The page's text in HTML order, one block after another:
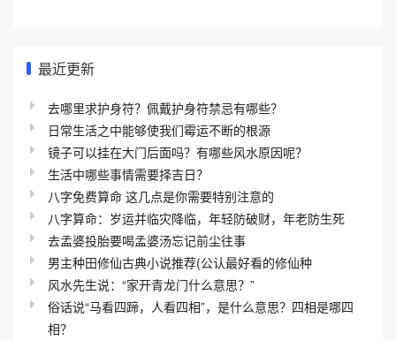
最近更新
去哪里求护身符？佩戴护身符禁忌有哪些？
日常生活之中能够使我们霉运不断的根源
镜子可以挂在大门后面吗？有哪些风水原因呢？
生活中哪些事情需要择吉日？
八字免费算命 这几点是你需要特别注意的
八字算命：岁运并临灾降临，年轻防破财，年老防生死
去孟婆投胎要喝孟婆汤忘记前尘往事
男主种田修仙古典小说推荐(公认最好看的修仙种
风水先生说：“家开青龙门什么意思？”
俗话说“马看四蹄，人看四相”，是什么意思？四相是哪四
相？